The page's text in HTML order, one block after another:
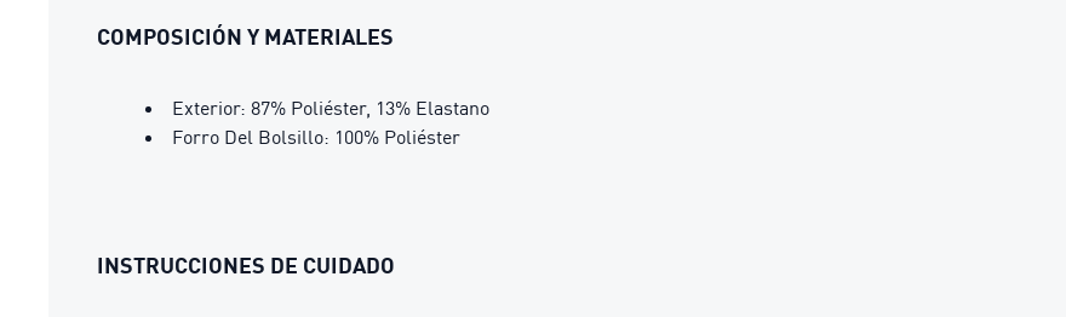
COMPOSICIÓN Y MATERIALES
Exterior: 87% Poliéster, 13% Elastano
Forro Del Bolsillo: 100% Poliéster
INSTRUCCIONES DE CUIDADO